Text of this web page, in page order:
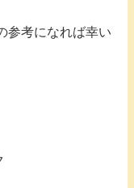
参考になれば幸い